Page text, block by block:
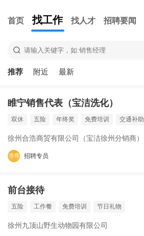
首页 找工作 找人才 招聘要闻
推荐 附近 最新
睢宁销售代表（宝洁洗化）
双休 五险 年终奖 免费培训 交通补助
徐州合浩商贸有限公司（宝洁徐州分销商）
招聘专员
前台接待
五险 工作餐 免费培训 节日礼物
徐州九顶山野生动物园有限公司